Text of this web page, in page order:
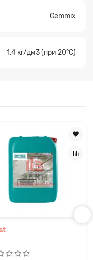
Сеmmix
1,4 кг/дм3 (при 20°С)